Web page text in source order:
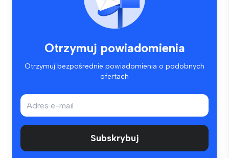
Otrzymuj powiadomienia
Otrzymuj bezpośrednie powiadomienia o podobnych
ofertach
Subskrybuj